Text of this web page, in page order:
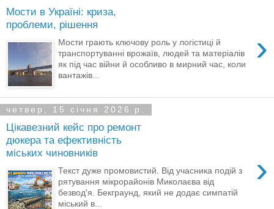
Мости в Україні: криза,
проблеми, рішення
›
Мости грають ключову роль у логістиці й
транспортуванні врожаїв, людей та матеріалів
як під час війни й особливо в мирний час, коли
вантажів...
четвер, 15 січня 2026 р.
Цікавезний кейс про ремонт
дюкера та ефективність
міських чиновників
›
Текст дуже промовистий. Від учасника подій з
рятування мікрорайонів Миколаєва від
безвод'я. Бекграунд, який не додає симпатій
міський в...